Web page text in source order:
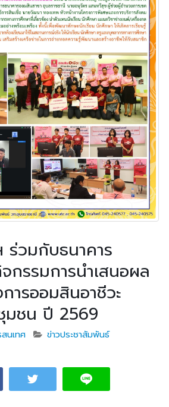
ร่วมกับธนาคาร
กรรมการนำเสนอผล
ารออมสินอาชีวะ
มชน ปี 2569
นเทศ
ข่าวประชาสัมพันธ์